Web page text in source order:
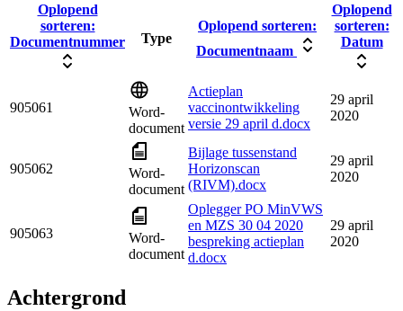
Oplopend
sorteren:
Documentnummer
Type
Oplopend sorteren:
Documentnaam
Oplopend
sorteren:
Datum
905061
Word-
document
Actieplan
vaccinontwikkeling
versie 29 april d.docx
29 april
2020
905062
Word-
document
Bijlage tussenstand
Horizonscan
(RIVM).docx
29 april
2020
905063
Word-
document
Oplegger PO MinVWS
en MZS 30 04 2020
bespreking actieplan
d.docx
29 april
2020
Achtergrond